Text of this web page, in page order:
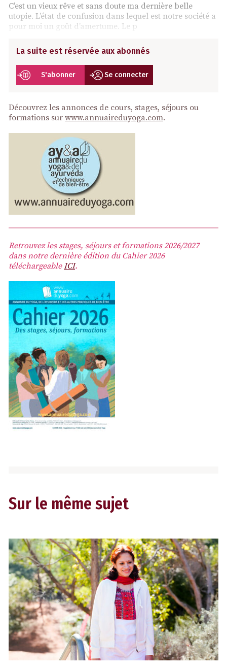
C’est un vieux rêve et sans doute ma dernière belle
utopie. L’état de confusion dans lequel est notre société a
pour moi un goût d’amertume. Le p
La suite est réservée aux abonnés
S'abonner Se connecter
Découvrez les annonces de cours, stages, séjours ou
formations sur www.annuaireduyoga.com.
Retrouvez les stages, séjours et formations 2026/2027
dans notre dernière édition du Cahier 2026
téléchargeableICI.
Sur le même sujet